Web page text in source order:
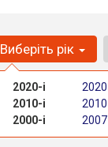
Виберіть рік
2020-і
2020
2010-і
2010
2000-і
2007